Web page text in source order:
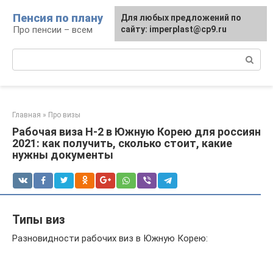
контенту
Пенсия по плану
Про пенсии – всем
Главная » Про визы
Рабочая виза H-2 в Южную Корею для россиян
2021: как получить, сколько стоит, какие
нужны документы
Типы виз
Разновидности рабочих виз в Южную Корею:
Для любых предложений по
сайту: imperplast@cp9.ru